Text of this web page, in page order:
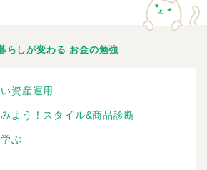
らしが変わる お金の勉強
資産運用
よう！スタイル&商品診断
ぶ